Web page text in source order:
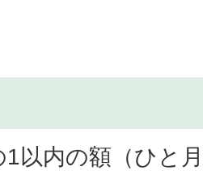
以内の額（ひと